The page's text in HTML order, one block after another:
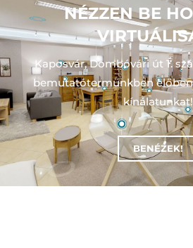
NÉZZEN BE
Kaposvár, Dombóvári út 1.
bemutatótermünkben
kínálatunkat!
BENÉZEK!